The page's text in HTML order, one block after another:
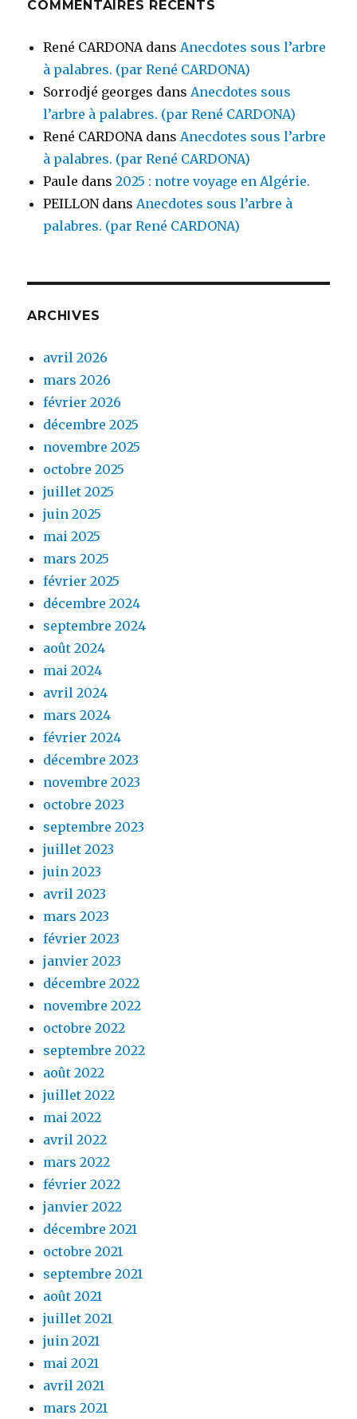
COMMENTAIRES RÉCENTS
René CARDONA dans Anecdotes sous l’arbre
à palabres. (par René CARDONA)
Sorrodjé georges dans Anecdotes sous
l’arbre à palabres. (par René CARDONA)
René CARDONA dans Anecdotes sous l’arbre
à palabres. (par René CARDONA)
Paule dans2025 : notre voyage en Algérie.
PEILLONdans Anecdotes sous l’arbre à
palabres. (par René CARDONA)
ARCHIVES
avril 2026
mars 2026
février 2026
décembre 2025
novembre 2025
octobre 2025
juillet 2025
juin 2025
mai 2025
mars 2025
février 2025
décembre 2024
septembre 2024
août 2024
mai 2024
avril 2024
mars 2024
février 2024
décembre 2023
novembre 2023
octobre 2023
septembre 2023
juillet 2023
juin 2023
avril 2023
mars 2023
février 2023
janvier 2023
décembre 2022
novembre 2022
octobre 2022
septembre 2022
août 2022
juillet 2022
mai 2022
avril 2022
mars 2022
février 2022
janvier 2022
décembre 2021
octobre 2021
septembre 2021
août 2021
juillet 2021
juin 2021
mai 2021
avril 2021
mars 2021